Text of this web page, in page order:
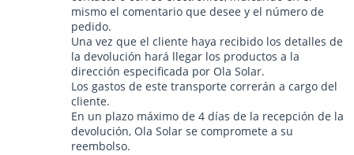
mismo el comentario que desee y el número de
pedido.
Una vez que el cliente haya recibido los detalles de
la devolución hará llegar los productos a la
dirección especificada por Ola Solar.
Los gastos de este transporte correrán a cargo del
cliente.
En un plazo máximo de 4 días de la recepción de la
devolución, Ola Solar se compromete a su
reembolso.